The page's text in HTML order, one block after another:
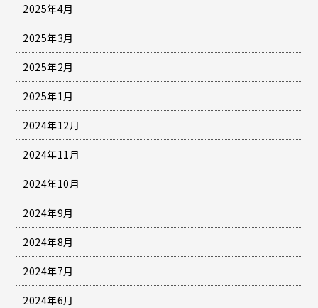
2025年4月
2025年3月
2025年2月
2025年1月
2024年12月
2024年11月
2024年10月
2024年9月
2024年8月
2024年7月
2024年6月